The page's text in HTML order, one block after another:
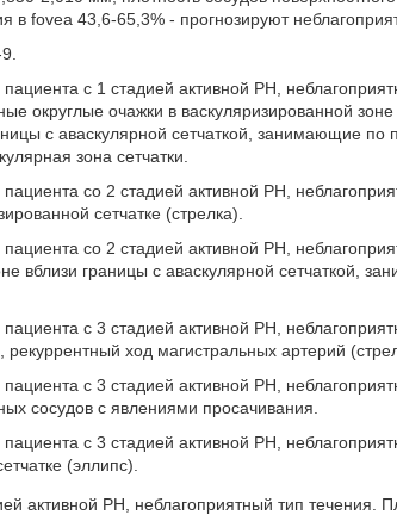
в fovea 43,6-65,3% - прогнозируют
с 1 стадией активной РН,
округлые очажки в васкуляризированной
с аваскулярной сетчаткой, занимающие
зона сетчатки.
со 2 стадией активной РН,
сетчатке (стрелка).
со 2 стадией активной РН,
вблизи границы с аваскулярной сетчаткой,
с 3 стадией активной РН,
рекуррентный ход магистральных артерий
с 3 стадией активной РН,
сосудов с явлениями просачивания.
с 3 стадией активной РН,
(эллипс).
активной РН, неблагоприятный тип течения.